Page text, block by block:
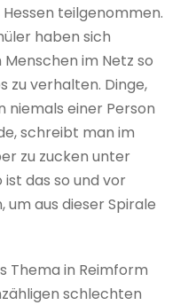
teilgenommen.
haben sich
im Netz so
zu verhalten. Dinge,
niemals einer Person
schreibt man im
zu zucken unter
ist das so und vor
um aus dieser Spirale
Thema in Reimform
schlechten